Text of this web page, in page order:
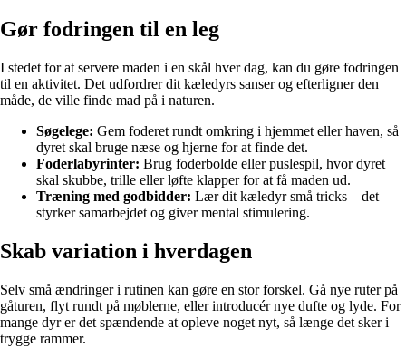
Gør fodringen til en leg
I stedet for at servere maden i en skål hver dag, kan du gøre fodringen
til en aktivitet. Det udfordrer dit kæledyrs sanser og efterligner den
måde, de ville finde mad på i naturen.
Søgelege: Gem foderet rundt omkring i hjemmet eller haven, så
dyret skal bruge næse og hjerne for at finde det.
Foderlabyrinter: Brug foderbolde eller puslespil, hvor dyret
skal skubbe, trille eller løfte klapper for at få maden ud.
Træning med godbidder: Lær dit kæledyr små tricks – det
styrker samarbejdet og giver mental stimulering.
Skab variation i hverdagen
Selv små ændringer i rutinen kan gøre en stor forskel. Gå nye ruter på
gåturen, flyt rundt på møblerne, eller introducér nye dufte og lyde. For
mange dyr er det spændende at opleve noget nyt, så længe det sker i
trygge rammer.